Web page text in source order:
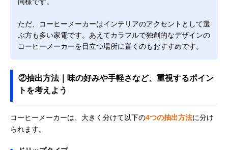
同様です。
ただ、コーヒーメーカーはインテリアのアクセントとして選
ぶ方も多い家電です。あえてカラフルで独創的なデザインの
コーヒーメーカーを目立つ場所に置くのもおすすめです。
②抽出方法｜味の好みや手軽さなど、重視するポイン
トを考えよう
コーヒーメーカーは、大きく分けて以下の4つの抽出方法に分け
られます。